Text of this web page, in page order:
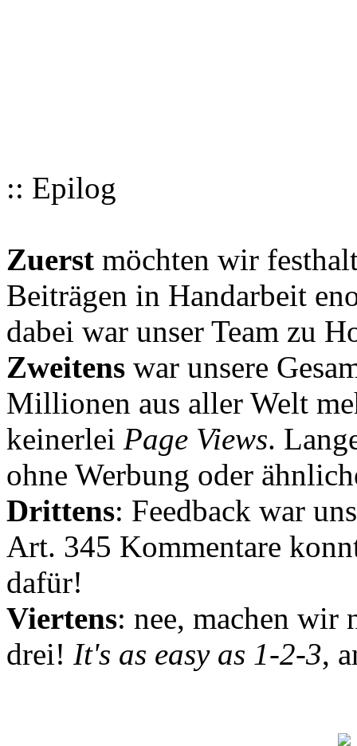
:: Epilog
Zuerst möchten wir
Beiträgen in Handarbeit
dabei war unser Team zu
Zweitens war unsere
Millionen aus aller Welt
keinerlei Page Views.
ohne Werbung oder
Drittens: Feedback war
Art. 345 Kommentare
dafür!
Viertens: nee, machen wir
drei! It's as easy as 1-2-3,